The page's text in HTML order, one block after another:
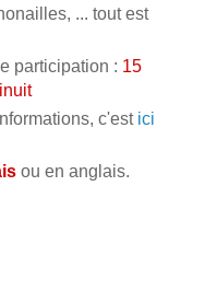
... tout est
participation : 15
c'est ici
ou en anglais.